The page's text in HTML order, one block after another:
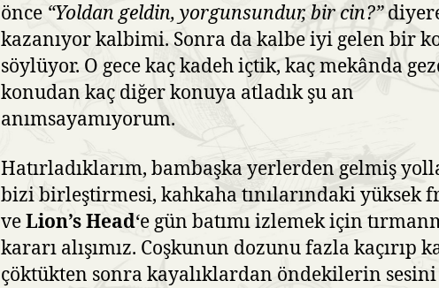
önce “Yoldan geldin, yorgunsundur, bir cin?”
kazanıyor kalbimi. Sonra da kalbe iyi gelen bir
söylüyor. O gece kaç kadeh içtik, kaç mekânda
konudan kaç diğer konuya atladık şu an
anımsayamıyorum.
Hatırladıklarım, bambaşka yerlerden gelmiş
bizi birleştirmesi, kahkaha tınılarındaki yüksek
veLion’s Head‘e gün batımı izlemek için
kararı alışımız. Coşkunun dozunu fazla kaçırıp
çöktükten sonra kayalıklardan öndekilerin